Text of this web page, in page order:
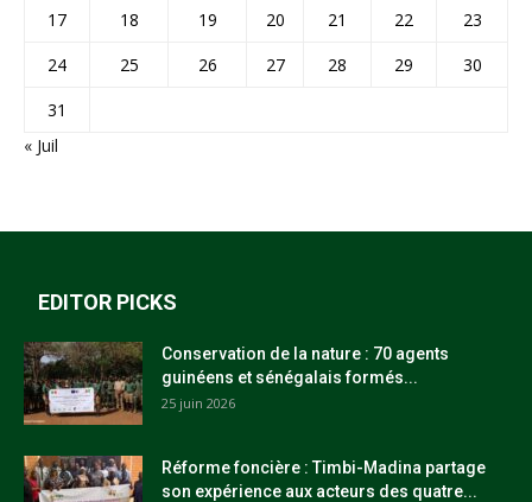
17
18 19 20 21 22
23
24
25 26 27 28 29
30
31
« Juil
EDITOR PICKS
Conservation de la nature : 70 agents
guinéens et sénégalais formés...
25 juin 2026
Réforme foncière : Timbi-Madina partage
son expérience aux acteurs des quatre...